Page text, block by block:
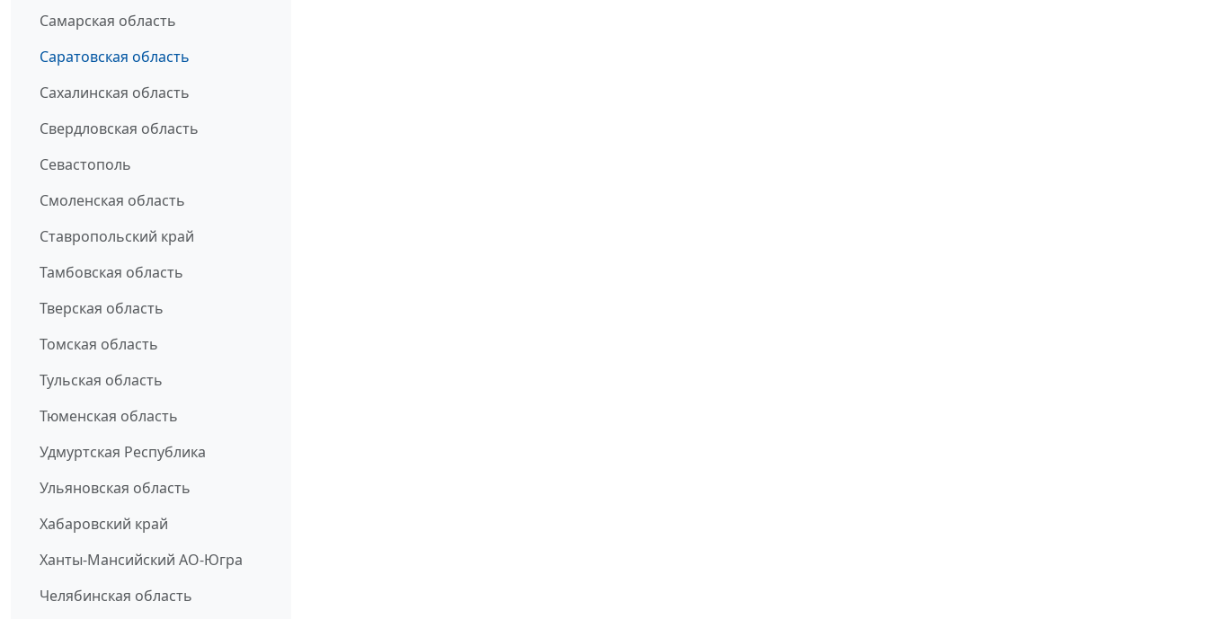
Самарская область
Саратовская область
Сахалинская область
Свердловская область
Севастополь
Смоленская область
Ставропольский край
Тамбовская область
Тверская область
Томская область
Тульская область
Тюменская область
Удмуртская Республика
Ульяновская область
Хабаровский край
Ханты-Мансийский АО-Югра
Челябинская область